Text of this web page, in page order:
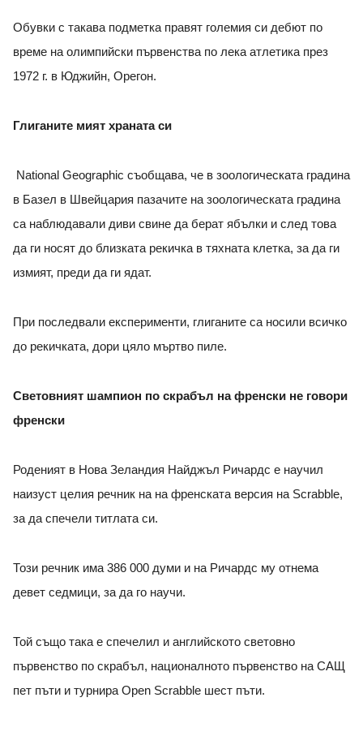
Обувки с такава подметка правят големия си дебют по
време на олимпийски първенства по лека атлетика през
1972 г. в Юджийн, Орегон.
Глиганите мият храната си
National Geographic съобщава, че в зоологическата градина
в Базел в Швейцария пазачите на зоологическата градина
са наблюдавали диви свине да берат ябълки и след това
да ги носят до близката рекичка в тяхната клетка, за да ги
измият, преди да ги ядат.
При последвали експерименти, глиганите са носили всичко
до рекичката, дори цяло мъртво пиле.
Световният шампион по скрабъл на френски не говори
френски
Роденият в Нова Зеландия Найджъл Ричардс е научил
наизуст целия речник на на френската версия на Scrabble,
за да спечели титлата си.
Този речник има 386 000 думи и на Ричардс му отнема
девет седмици, за да го научи.
Той също така е спечелил и английското световно
първенство по скрабъл, националното първенство на САЩ
пет пъти и турнира Open Scrabble шест пъти.